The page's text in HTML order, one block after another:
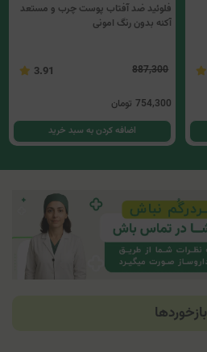
فلوئید ضد آفتاب پوست چرب و مستعد
آکنه بدون رنگ امونی
887,300
3.91
754,300 تومان
اضافه کردن به سبد خرید
بازخوردها